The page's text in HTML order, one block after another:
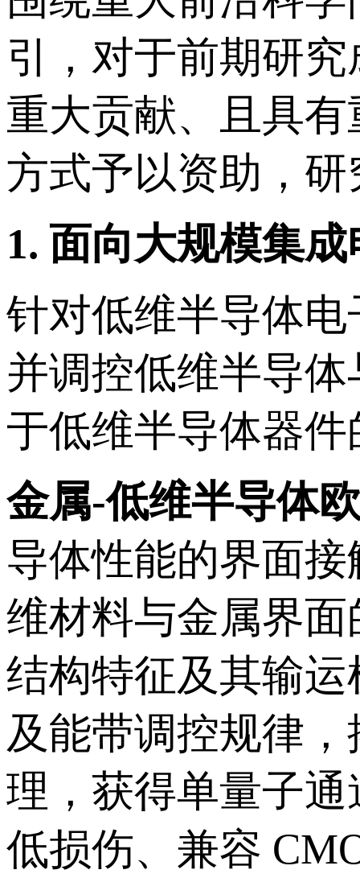
引，对于前期研
重大贡献、且具
方式予以资助，
1. 面向大规模集
针对低维半导体
并调控低维半导
于低维半导体器
金属-低维半导体
导体性能的界面
维材料与金属界
结构特征及其输
及能带调控规律
理，获得单量子
低损伤、兼容